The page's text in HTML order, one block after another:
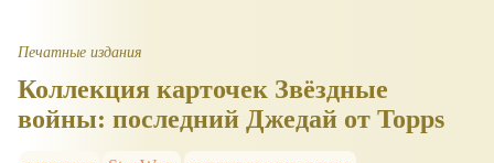
Печатные издания
Коллекция карточек Звёздные
войны: последний Джедай от Topps